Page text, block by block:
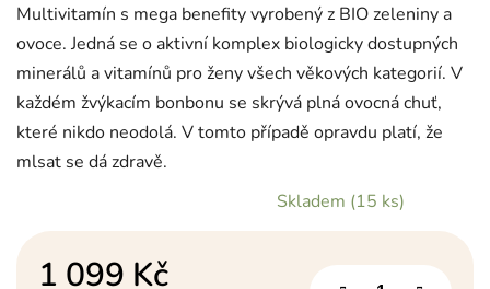
Multivitamín s mega benefity vyrobený z BIO zeleniny a
ovoce. Jedná se o aktivní komplex biologicky dostupných
minerálů a vitamínů pro ženy všech věkových kategorií. V
každém žvýkacím bonbonu se skrývá plná ovocná chuť,
které nikdo neodolá. V tomto případě opravdu platí, že
mlsat se dá zdravě.
Skladem (15 ks)
1 099 Kč